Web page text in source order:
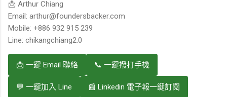
📩 Arthur Chiang
Email: arthur@foundersbacker.com
Mobile: +886 932 915 239
Line: chikangchiang2.0
📩 一鍵 Email 聯絡 📞 一鍵撥打手機
💬 一鍵加入 Line 📰 Linkedin 電子報一鍵訂閱